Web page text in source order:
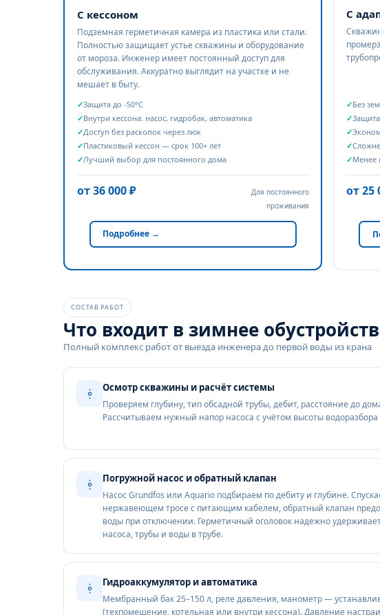
С кессоном
Подземная герметичная камера из пластика или стали.
Полностью защищает устье скважины и оборудование
от мороза. Инженер имеет постоянный доступ для
обслуживания. Аккуратно выглядит на участке и не
мешает в быту.
Защита до -50°C
Внутри кессона: насос, гидробак, автоматика
Доступ без раскопок через люк
Пластиковый кессон — срок 100+ лет
Лучший выбор для постоянного дома
от 36 000 ₽
Для постоянного
проживания
Подробнее →
С
Без
Менее
от 25
СОСТАВ РАБОТ
Что входит в зимнее
Полный комплекс работ от выезда инженера до первой воды из крана
Осмотр скважины и расчёт системы
Проверяем глубину, тип обсадной трубы, дебит, расстояние до
Рассчитываем нужный напор насоса с учётом высоты
Погружной насос и обратный клапан
Насос Grundfos или Aquario подбираем по дебиту и глубине.
нержавеющем тросе с питающим кабелем, обратный клапан
воды при отключении. Герметичный оголовок надежно
насоса, трубы и воды в трубе.
Гидроаккумулятор и автоматика
Мембранный бак 25–150 л, реле давления, манометр —
(техпомещение, котельная или внутри кессона). Давление